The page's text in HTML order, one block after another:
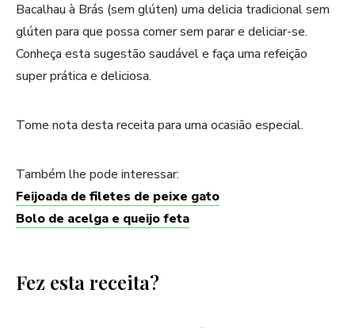
Bacalhau à Brás (sem glúten) uma delicia tradicional sem
glúten para que possa comer sem parar e deliciar-se.
Conheça esta sugestão saudável e faça uma refeição
super prática e deliciosa.
Tome nota desta receita para uma ocasião especial.
Também lhe pode interessar:
Feijoada de filetes de peixe gato
Bolo de acelga e queijo feta
Fez esta receita?